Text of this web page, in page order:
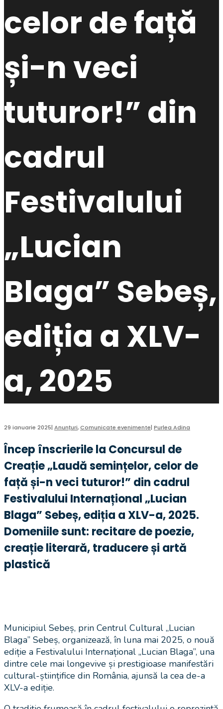
celor de față
și-n veci
tuturor!” din
cadrul
Festivalului
„Lucian
Blaga” Sebeș,
ediția a XLV-
a, 2025
29 ianuarie 2025| Anunțuri,Comunicate evenimente| Purlea Adina
Încep înscrierile la Concursul de
Creație „Laudă semințelor, celor de
față și-n veci tuturor!” din cadrul
Festivalului Internațional „Lucian
Blaga” Sebeș, ediția a XLV-a, 2025.
Domeniile sunt: recitare de poezie,
creație literară, traducere și artă
plastică
Municipiul Sebeș, prin Centrul Cultural „Lucian
Blaga” Sebeș, organizează, în luna mai 2025, o nouă
ediție a Festivalului Internațional „Lucian Blaga”, una
dintre cele mai longevive și prestigioase manifestări
cultural-științifice din România, ajunsă la cea de-a
XLV-a ediție.